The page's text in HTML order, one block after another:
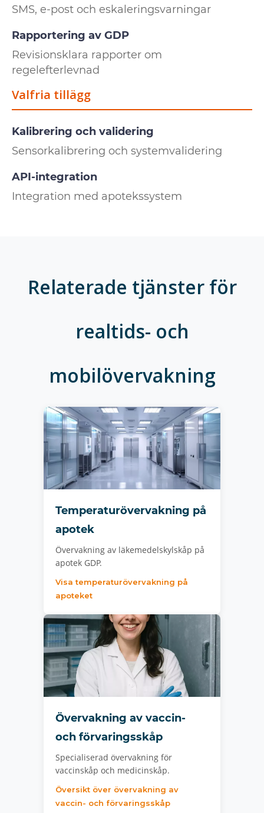
SMS, e-post och eskaleringsvarningar
Rapportering av GDP
Revisionsklara rapporter om
regelefterlevnad
Valfria tillägg
Kalibrering och validering
Sensorkalibrering och systemvalidering
API-integration
Integration med apotekssystem
Relaterade tjänster för
realtids- och
mobilövervakning
Temperaturövervakning på
apotek
Övervakning av läkemedelskylskåp på
apotek GDP.
Visa temperaturövervakning på
apoteket
Övervakning av vaccin-
och förvaringsskåp
Specialiserad övervakning för
vaccinskåp och medicinskåp.
Översikt över övervakning av
vaccin- och förvaringsskåp